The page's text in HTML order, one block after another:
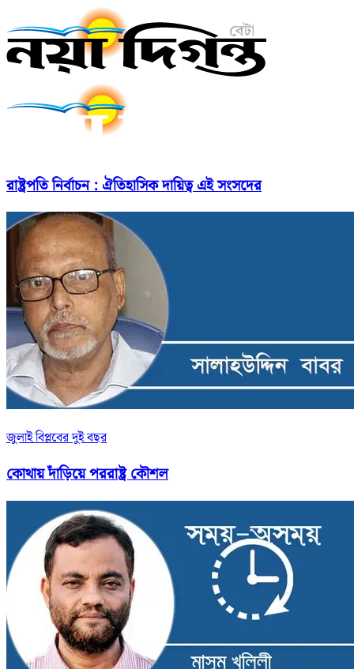
রাষ্ট্রপতি নির্বাচন : ঐতিহাসিক দায়িত্ব এই সংসদের
জুলাই বিপ্লবের দুই বছর
কোথায় দাঁড়িয়ে পররাষ্ট্র কৌশল